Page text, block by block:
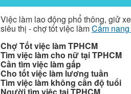
Việc làm lao động phổ thông, giử
siêu thị - chợ tốt việc làmCẩm
Chợ Tốt việc làm TPHCM
Tìm việc làm cho nữ tại TPHCM
Cần tìm việc làm gấp
Cho tốt việc làm lương tuần
Tìm việc làm không cần độ tuổi
Người tìm việc tại TPHCM